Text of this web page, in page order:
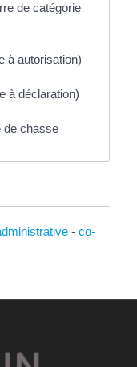
de catégorie
à autorisation)
à déclaration)
de chasse
- co-